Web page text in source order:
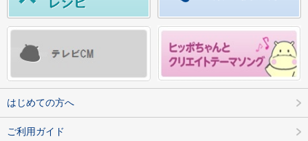
はじめての方へ
ご利用ガイド